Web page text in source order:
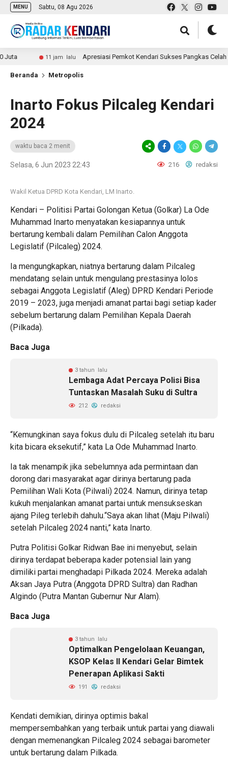
MENU Sabtu, 08 Agu 2026
11 jam lalu Apresiasi Pemkot Kendari Sukses Pangkas Celah
Beranda Metropolis
Inarto Fokus Pilcaleg Kendari
2024
waktu baca 2 menit
Selasa, 6 Jun 2023 22:43 216 redaksi
Wakil Ketua DPRD Kota Kendari, LM Inarto.
Kendari – Politisi Partai Golongan Ketua (Golkar) La Ode
Muhammad Inarto menyatakan kesiapannya untuk
bertarung kembali dalam Pemilihan Calon Anggota
Legislatif (Pilcaleg) 2024.
Ia mengungkapkan, niatnya bertarung dalam Pilcaleg
mendatang selain untuk mengulang prestasinya lolos
sebagai Anggota Legislatif (Aleg) DPRD Kendari Periode
2019 – 2023, juga menjadi amanat partai bagi setiap kader
sebelum bertarung dalam Pemilihan Kepala Daerah
(Pilkada).
Baca Juga
3 tahun lalu
Lembaga Adat Percaya Polisi Bisa
Tuntaskan Masalah Suku di Sultra
212 redaksi
“Kemungkinan saya fokus dulu di Pilcaleg setelah itu baru
kita bicara eksekutif,” kata La Ode Muhammad Inarto.
Ia tak menampik jika sebelumnya ada permintaan dan
dorong dari masyarakat agar dirinya bertarung pada
Pemilihan Wali Kota (Pilwali) 2024. Namun, dirinya tetap
kukuh menjalankan amanat partai untuk mensukseskan
ajang Pileg terlebih dahulu.“Saya akan lihat (Maju Pilwali)
setelah Pilcaleg 2024 nanti,” kata Inarto.
Putra Politisi Golkar Ridwan Bae ini menyebut, selain
dirinya terdapat beberapa kader potensial lain yang
dimiliki partai menghadapi Pilkada 2024. Mereka adalah
Aksan Jaya Putra (Anggota DPRD Sultra) dan Radhan
Algindo (Putra Mantan Gubernur Nur Alam).
Baca Juga
3 tahun lalu
Optimalkan Pengelolaan Keuangan,
KSOP Kelas II Kendari Gelar Bimtek
Penerapan Aplikasi Sakti
191 redaksi
Kendati demikian, dirinya optimis bakal
mempersembahkan yang terbaik untuk partai yang diawali
dengan memenangkan Pilcaleg 2024 sebagai barometer
untuk bertarung dalam Pilkada.